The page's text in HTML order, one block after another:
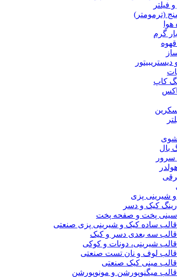
فیلتر
(ترمومتر)
گرم
دیستریبیتور
کاپ
شوی
بال
سرور
و شیرینی پزی
رینگ کیک و دسر
سینی پخت و صفحه پخت
قالب ساده کیک و شیرینی‌ پزی صنعتی
قالب سه بعدی دسر و کیک
قالب شیرینی، دونات و کوکی
قالب لوف و نان تست صنعتی
قالب مینی کیک صنعتی
قالب میگنوپورشن و مونوپورشن